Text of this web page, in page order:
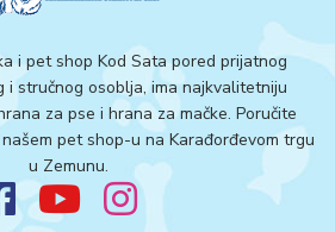
i pet shop Kod Sata pored prijatnog
i stručnog osoblja, ima najkvalitetniju
za pse i hrana za mačke. Poručite
pet shop-u na Karađorđevom trgu
u Zemunu.